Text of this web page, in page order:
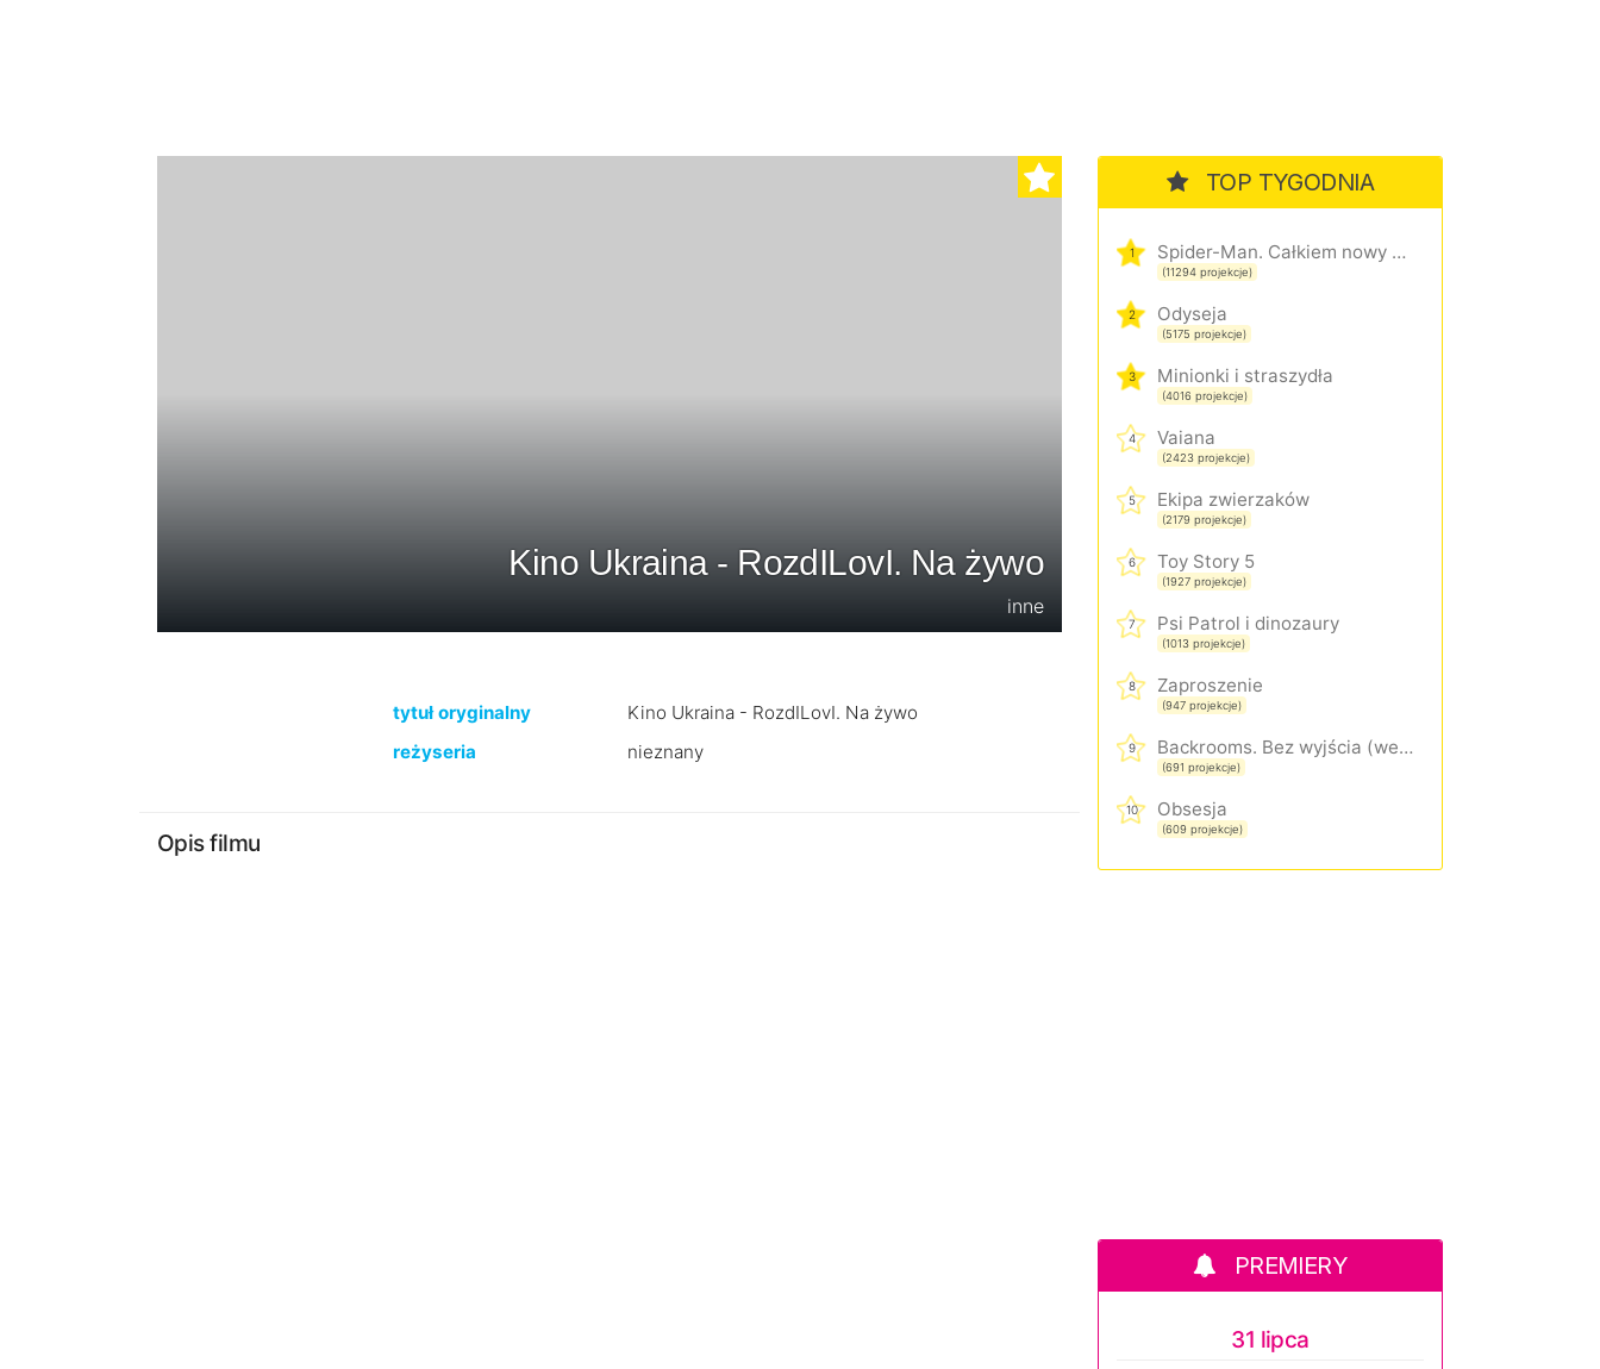
Kino Ukraina - RozdILovI. Na żywo
inne
tytuł oryginalny
Kino Ukraina - RozdILovI. Na żywo
reżyseria
nieznany
Opis filmu
TOP TYGODNIA
1 Spider-Man. Całkiem nowy dzień
(11294 projekcje)
2 Odyseja
(5175 projekcje)
3 Minionki i straszydła
(4016 projekcje)
4 Vaiana
(2423 projekcje)
5 Ekipa zwierzaków
(2179 projekcje)
6 Toy Story 5
(1927 projekcje)
7 Psi Patrol i dinozaury
(1013 projekcje)
8 Zaproszenie
(947 projekcje)
9 Backrooms. Bez wyjścia (wersja rozszerzona)
(691 projekcje)
10 Obsesja
(609 projekcje)
PREMIERY
31 lipca